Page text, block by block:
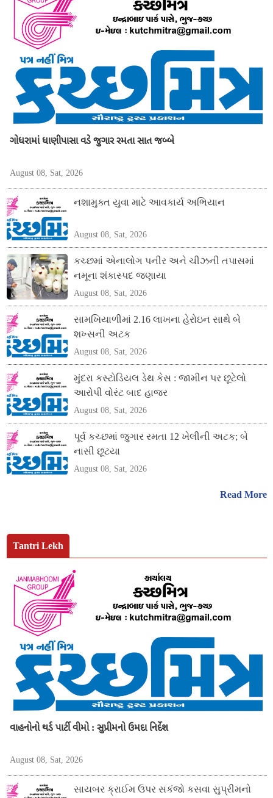
ગોધરામાં ધાણીપાસા વડે જુગાર રમતા સાત જબ્બે
August 08, Sat, 2026
નશામુક્ત યુવા માટે આવકાર્ય અભિયાન
August 08, Sat, 2026
કચ્છમાં એનાલોગ પનીર અને ચીઝની તપાસમાં
નમૂના શંકાસ્પદ જણાયા
August 08, Sat, 2026
સામખિયાળીમાં 2.16 લાખના હેરોઇન સાથે બે
શખ્સની અટક
August 08, Sat, 2026
મુંદરા કસ્ટોડિયલ ડેથ કેસ : જામીન પર છૂટેલો
આરોપી વોરંટ બાદ હાજર
August 08, Sat, 2026
પૂર્વ કચ્છમાં જુગાર રમતા 12 ખેલીની અટક; બે
નાસી છૂટયા
August 08, Sat, 2026
Read More
Tantri Lekh
વાહનોનો થર્ડ પાર્ટી વીમો : સુપ્રીમનો ઉમદા નિર્દેશ
August 08, Sat, 2026
સાયબર ક્રાઈમ ઉપર સકંજો કસવા સુપ્રીમનો